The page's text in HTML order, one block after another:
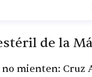
de la
no mienten: Cruz